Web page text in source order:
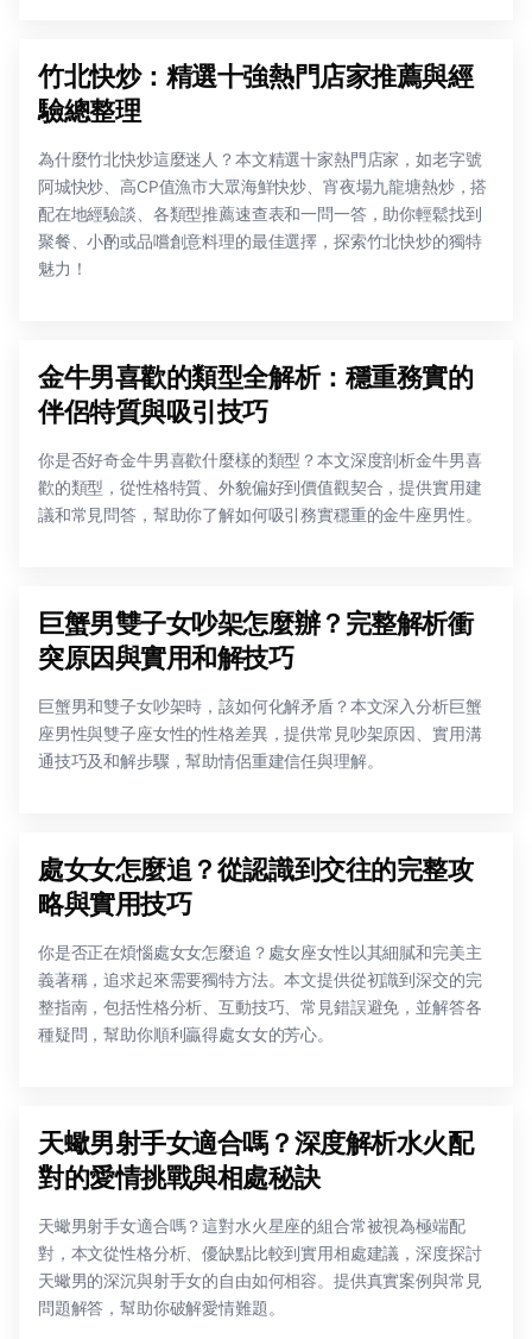
竹北快炒：精選十強熱門店家推薦與經
驗總整理
為什麼竹北快炒這麼迷人？本文精選十家熱門店家，如老字號
阿城快炒、高CP值漁市大眾海鮮快炒、宵夜場九龍塘熱炒，搭
配在地經驗談、各類型推薦速查表和一問一答，助你輕鬆找到
聚餐、小酌或品嚐創意料理的最佳選擇，探索竹北快炒的獨特
魅力！
金牛男喜歡的類型全解析：穩重務實的
伴侶特質與吸引技巧
你是否好奇金牛男喜歡什麼樣的類型？本文深度剖析金牛男喜
歡的類型，從性格特質、外貌偏好到價值觀契合，提供實用建
議和常見問答，幫助你了解如何吸引務實穩重的金牛座男性。
巨蟹男雙子女吵架怎麼辦？完整解析衝
突原因與實用和解技巧
巨蟹男和雙子女吵架時，該如何化解矛盾？本文深入分析巨蟹
座男性與雙子座女性的性格差異，提供常見吵架原因、實用溝
通技巧及和解步驟，幫助情侶重建信任與理解。
處女女怎麼追？從認識到交往的完整攻
略與實用技巧
你是否正在煩惱處女女怎麼追？處女座女性以其細膩和完美主
義著稱，追求起來需要獨特方法。本文提供從初識到深交的完
整指南，包括性格分析、互動技巧、常見錯誤避免，並解答各
種疑問，幫助你順利贏得處女女的芳心。
天蠍男射手女適合嗎？深度解析水火配
對的愛情挑戰與相處秘訣
天蠍男射手女適合嗎？這對水火星座的組合常被視為極端配
對，本文從性格分析、優缺點比較到實用相處建議，深度探討
天蠍男的深沉與射手女的自由如何相容。提供真實案例與常見
問題解答，幫助你破解愛情難題。